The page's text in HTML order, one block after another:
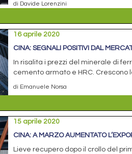
di Davide Lorenzini
16 aprile 2020
CINA: SEGNALI POSITIVI DAL
In risalita i prezzi del minerale di
cemento armato e HRC. Crescono
di Emanuele Norsa
15 aprile 2020
CINA: A MARZO AUMENTATO
Lieve recupero dopo il crollo del